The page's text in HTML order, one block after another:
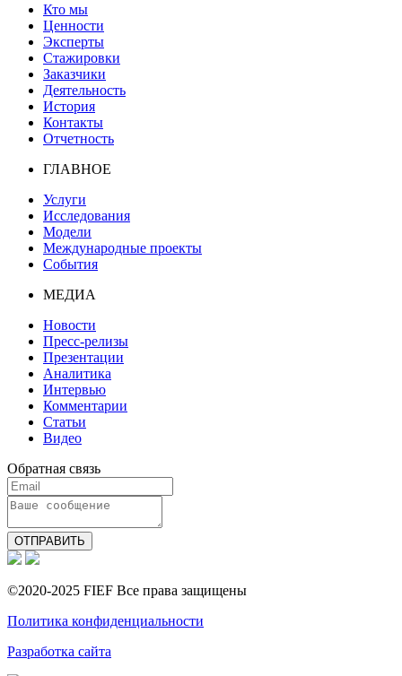
Кто мы
Ценности
Эксперты
Стажировки
Заказчики
Деятельность
История
Контакты
Отчетность
ГЛАВНОЕ
Услуги
Исследования
Модели
Международные проекты
События
МЕДИА
Новости
Пресс-релизы
Презентации
Аналитика
Интервью
Комментарии
Статьи
Видео
Обратная связь
ОТПРАВИТЬ
©2020-2025 FIEF Все права защищены
Политика конфиденциальности
Разработка сайта